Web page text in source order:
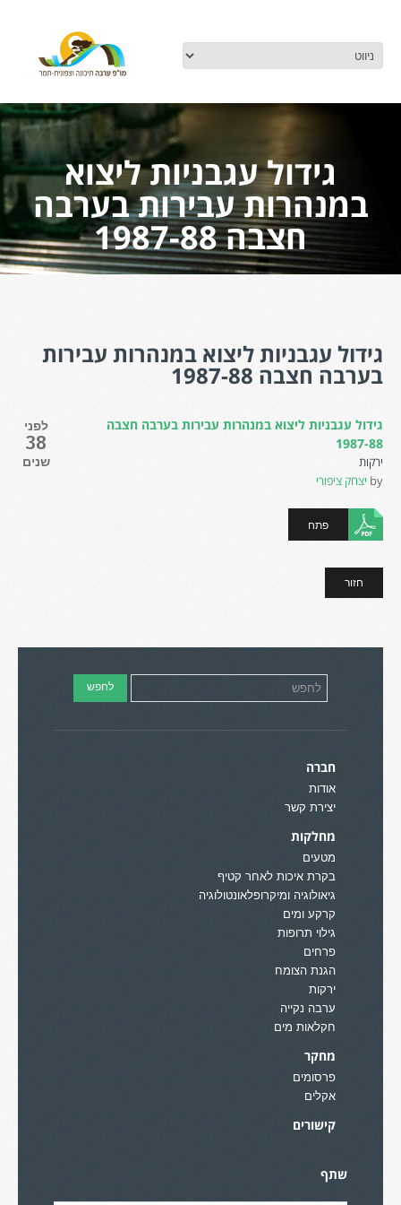
גידול עגבניות ליצוא
במנהרות עבירות בערבה
חצבה 1987-88
גידול עגבניות ליצוא במנהרות עבירות
בערבה חצבה 1987-88
לפני
38
שנים
גידול עגבניות ליצוא במנהרות עבירות בערבה חצבה
1987-88
ירקות
by יצחק ציפורי
פתח
חזור
חברה
אודות
יצירת קשר
מחלקות
מטעים
בקרת איכות לאחר קטיף
גיאולוגיה ומיקרופלאונטולוגיה
קרקע ומים
גילוי תרופות
פרחים
הגנת הצומח
ירקות
ערבה נקייה
חקלאות מים
מחקר
פרסומים
אקלים
קישורים
שתף